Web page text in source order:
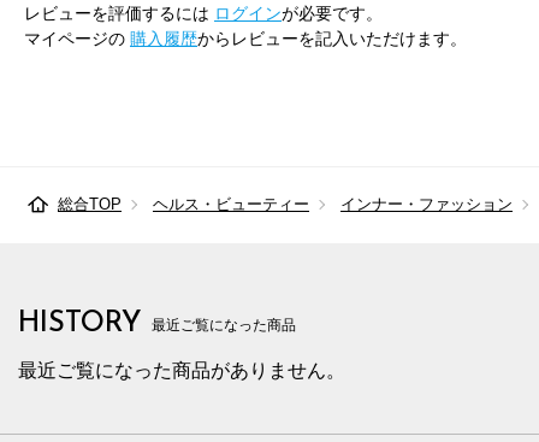
レビューを評価するには ログインが必要です。
マイページの 購入履歴からレビューを記入いただけます。
総合TOP ヘルス・ビューティー インナー・ファッション
HISTORY 最近ご覧になった商品
最近ご覧になった商品がありません。